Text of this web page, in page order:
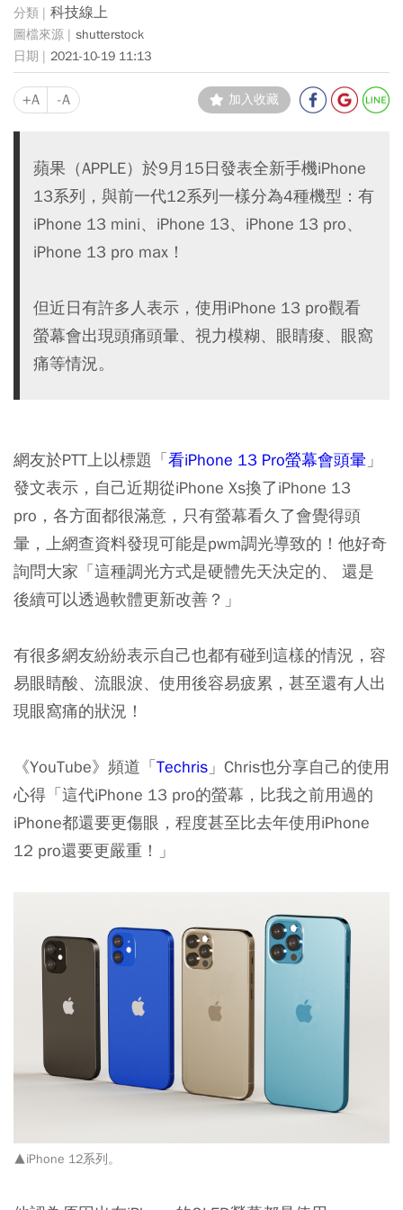
科技線上
shutterstock
2021-10-19 11:13
+A -A 加入收藏
蘋果（APPLE）於9月15日發表全新手機iPhone
13系列，與前一代12系列一樣分為4種機型：有
iPhone 13 mini、iPhone 13、iPhone 13 pro、
iPhone 13 pro max！
但近日有許多人表示，使用iPhone 13 pro觀看
螢幕會出現頭痛頭暈、視力模糊、眼睛痠、眼窩
痛等情況。
網友於PTT上以標題「看iPhone 13 Pro螢幕會頭暈 」
發文表示，自己近期從iPhone Xs換了iPhone 13
pro，各方面都很滿意，只有螢幕看久了會覺得頭
暈，上網查資料發現可能是pwm調光導致的！他好奇
詢問大家「這種調光方式是硬體先天決定的、 還是
後續可以透過軟體更新改善？」
有很多網友紛紛表示自己也都有碰到這樣的情況，容
易眼睛酸、流眼淚、使用後容易疲累，甚至還有人出
現眼窩痛的狀況！
《YouTube》頻道「Techris 」Chris也分享自己的使用
心得「這代iPhone 13 pro的螢幕，比我之前用過的
iPhone都還要更傷眼，程度甚至比去年使用iPhone
12 pro還要更嚴重！」
▲iPhone 12系列。